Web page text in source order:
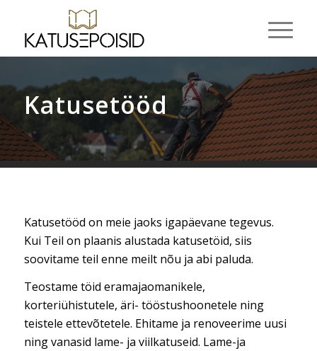
Katusetööd
Katusetööd on meie jaoks igapäevane tegevus.
Kui Teil on plaanis alustada katusetöid, siis
soovitame teil enne meilt nõu ja abi paluda.
Teostame töid eramajaomanikele,
korteriühistutele, äri- tööstushoonetele ning
teistele ettevõtetele. Ehitame ja renoveerime uusi
ning vanasid lame- ja viilkatuseid. Lame-ja